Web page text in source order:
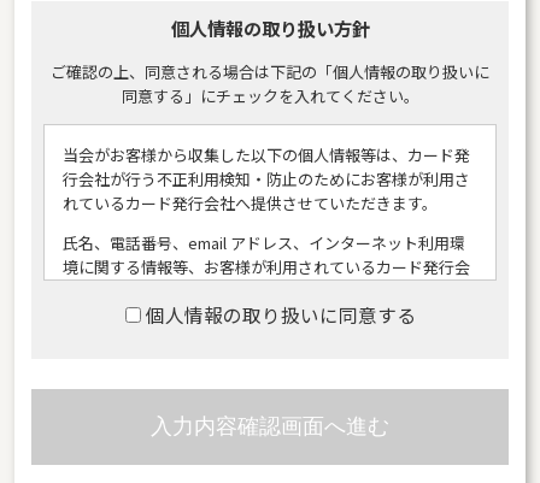
個人情報の取り扱い方針
ご確認の上、同意される場合は下記の「個人情報の取り扱いに
同意する」にチェックを入れてください。
当会がお客様から収集した以下の個人情報等は、カード発
行会社が行う不正利用検知・防止のためにお客様が利用さ
れているカード発行会社へ提供させていただきます。
氏名、電話番号、email アドレス、インターネット利用環
境に関する情報等、お客様が利用されているカード発行会
する国に移転される場合があります。
してご提供することはできません。
提供先が所在する外国の名称
個人情報の取り扱いに同意する